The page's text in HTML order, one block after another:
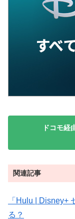
ドコモ経
関連記事
「Hulu | Disney+
る？